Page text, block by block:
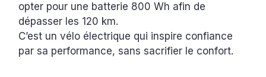
opter pour une batterie 800 Wh afin de
dépasser les 120 km.
C’est un vélo électrique qui inspire confiance
par sa performance, sans sacrifier le confort.